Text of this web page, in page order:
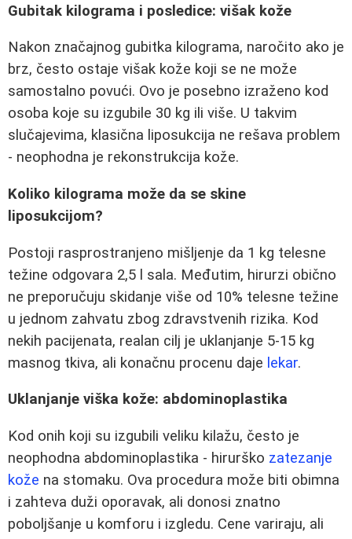
Gubitak kilograma i posledice: višak kože
Nakon značajnog gubitka kilograma, naročito ako je
brz, često ostaje višak kože koji se ne može
samostalno povući. Ovo je posebno izraženo kod
osoba koje su izgubile 30 kg ili više. U takvim
slučajevima, klasična liposukcija ne rešava problem
- neophodna je rekonstrukcija kože.
Koliko kilograma može da se skine
liposukcijom?
Postoji rasprostranjeno mišljenje da 1 kg telesne
težine odgovara 2,5 l sala. Međutim, hirurzi obično
ne preporučuju skidanje više od 10% telesne težine
u jednom zahvatu zbog zdravstvenih rizika. Kod
nekih pacijenata, realan cilj je uklanjanje 5-15 kg
masnog tkiva, ali konačnu procenu daje lekar.
Uklanjanje viška kože: abdominoplastika
Kod onih koji su izgubili veliku kilažu, često je
neophodna abdominoplastika - hirurško zatezanje
kože na stomaku. Ova procedura može biti obimna
i zahteva duži oporavak, ali donosi znatno
poboljšanje u komforu i izgledu. Cene variraju, ali